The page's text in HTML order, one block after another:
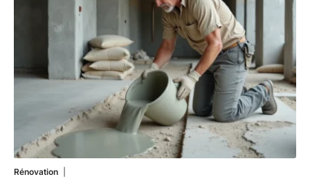
Rénovation